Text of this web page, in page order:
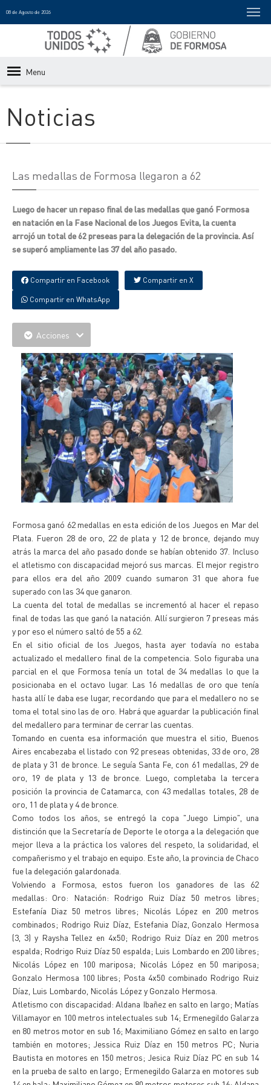
08 de Agosto de 2026
Menu
Noticias
Las medallas de Formosa llegaron a 62
Luego de hacer un repaso final de las medallas que ganó Formosa
en natación en la Fase Nacional de los Juegos Evita, la cuenta
arrojó un total de 62 preseas para la delegación de la provincia. Así
se superó ampliamente las 37 del año pasado.
Compartir en Facebook Compartir en X
Compartir en WhatsApp
Acciones
Formosa ganó 62 medallas en esta edición de los Juegos en Mar del
Plata. Fueron 28 de oro, 22 de plata y 12 de bronce, dejando muy
atrás la marca del año pasado donde se habían obtenido 37. Incluso
el atletismo con discapacidad mejoró sus marcas. El mejor registro
para ellos era del año 2009 cuando sumaron 31 que ahora fue
superado con las 34 que ganaron.
La cuenta del total de medallas se incrementó al hacer el repaso
final de todas las que ganó la natación. Allí surgieron 7 preseas más
y por eso el número saltó de 55 a 62.
En el sitio oficial de los Juegos, hasta ayer todavía no estaba
actualizado el medallero final de la competencia. Solo figuraba una
parcial en el que Formosa tenía un total de 34 medallas lo que la
posicionaba en el octavo lugar. Las 16 medallas de oro que tenía
hasta allí le daba ese lugar, recordando que para el medallero no se
toma el total sino las de oro. Habrá que aguardar la publicación final
del medallero para terminar de cerrar las cuentas.
Tomando en cuenta esa información que muestra el sitio, Buenos
Aires encabezaba el listado con 92 preseas obtenidas, 33 de oro, 28
de plata y 31 de bronce. Le seguía Santa Fe, con 61 medallas, 29 de
oro, 19 de plata y 13 de bronce. Luego, completaba la tercera
posición la provincia de Catamarca, con 43 medallas totales, 28 de
oro, 11 de plata y 4 de bronce.
Como todos los años, se entregó la copa "Juego Limpio", una
distinción que la Secretaría de Deporte le otorga a la delegación que
mejor lleva a la práctica los valores del respeto, la solidaridad, el
compañerismo y el trabajo en equipo. Este año, la provincia de Chaco
fue la delegación galardonada.
Volviendo a Formosa, estos fueron los ganadores de las 62
medallas: Oro: Natación: Rodrigo Ruiz Díaz 50 metros libres;
Estefanía Diaz 50 metros libres; Nicolás López en 200 metros
combinados; Rodrigo Ruiz Díaz, Estefania Díaz, Gonzalo Hermosa
(3, 3) y Raysha Tellez en 4x50; Rodrigo Ruiz Díaz en 200 metros
espalda; Rodrigo Ruiz Díaz 50 espalda; Luis Lombardo en 200 libres;
Nicolás López en 100 mariposa; Nicolás López en 50 mariposa;
Gonzalo Hermosa 100 libres; Posta 4x50 combinado Rodrigo Ruiz
Díaz, Luis Lombardo, Nicolás López y Gonzalo Hermosa.
Atletismo con discapacidad: Aldana Ibañez en salto en largo; Matías
Villamayor en 100 metros intelectuales sub 14; Ermenegildo Galarza
en 80 metros motor en sub 16; Maximiliano Gómez en salto en largo
también en motores; Jessica Ruiz Díaz en 150 metros PC; Nuria
Bautista en motores en 150 metros; Jesica Ruiz Díaz PC en sub 14
en la prueba de salto en largo; Ermenegildo Galarza en motores sub